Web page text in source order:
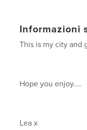
Informazioni
This is my city and
Hope you enjoy....
Lea x